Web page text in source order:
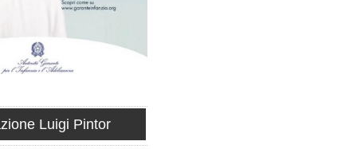
Luigi Pintor